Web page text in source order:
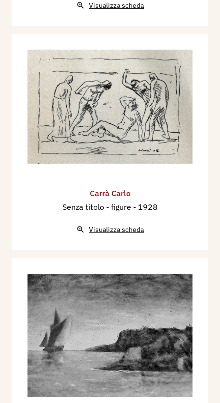
Visualizza scheda
Carrà Carlo
Senza titolo - figure - 1928
Visualizza scheda